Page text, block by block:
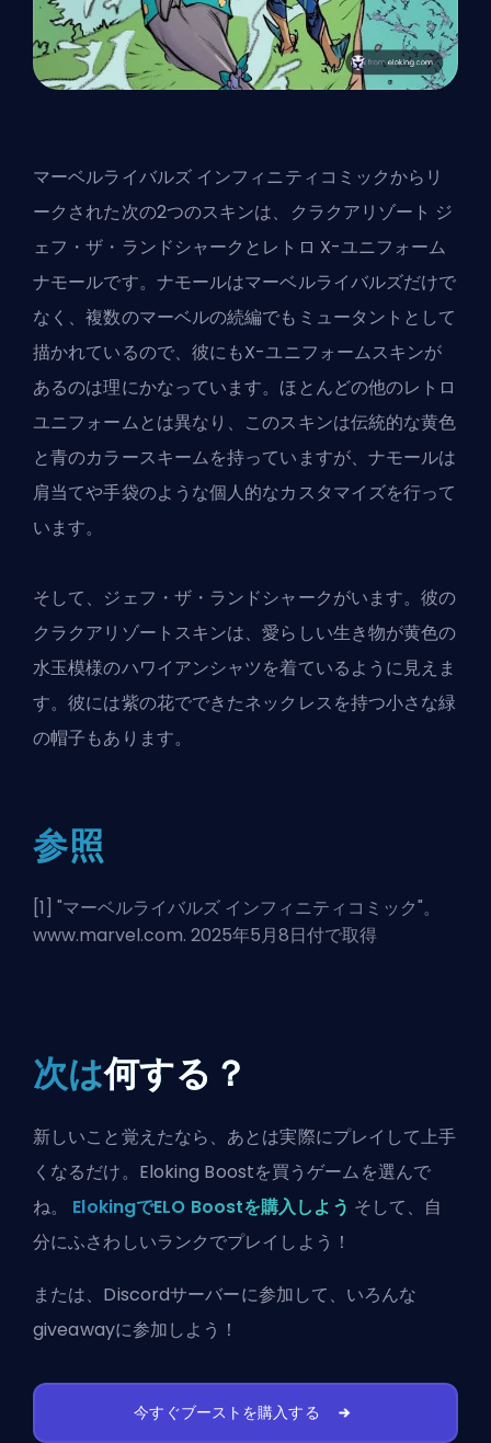
マーベルライバルズ インフィニティコミックからリ
ークされた次の2つのスキンは、クラクアリゾート ジ
ェフ・ザ・ランドシャークとレトロ X-ユニフォーム
ナモールです。ナモールはマーベルライバルズだけで
なく、複数のマーベルの続編でもミュータントとして
描かれているので、彼にもX-ユニフォームスキンが
あるのは理にかなっています。ほとんどの他のレトロ
ユニフォームとは異なり、このスキンは伝統的な黄色
と青のカラースキームを持っていますが、ナモールは
肩当てや手袋のような個人的なカスタマイズを行って
います。
そして、ジェフ・ザ・ランドシャークがいます。彼の
クラクアリゾートスキンは、愛らしい生き物が黄色の
水玉模様のハワイアンシャツを着ているように見えま
す。彼には紫の花でできたネックレスを持つ小さな緑
の帽子もあります。
参照
[1] "マーベルライバルズ インフィニティコミック"。
www.marvel.com. 2025年5月8日付で取得
次は何する？
新しいこと覚えたなら、あとは実際にプレイして上手
くなるだけ。Eloking Boostを買うゲームを選んで
ね。 ElokingでELO Boostを購入しよう そして、自
分にふさわしいランクでプレイしよう！
または、 Discordサーバーに参加して、いろんな
giveawayに参加しよう！
今すぐブーストを購入する